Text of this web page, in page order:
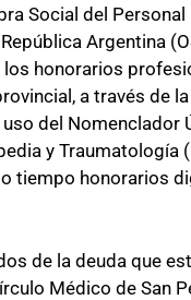
Social del Personal
Argentina
honorarios
a través de la
del Nomenclador
y Traumatología
tiempo honorarios
de la deuda que
Médico de San